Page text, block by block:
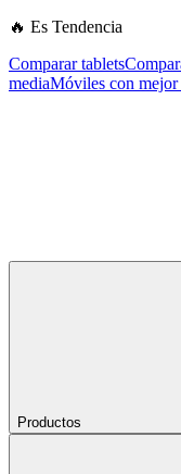
🔥 Es Tendencia
Comparar tablets
mediaMóviles con mejor
Productos